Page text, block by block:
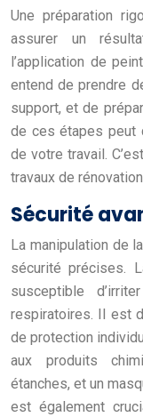
Une préparation
assurer un
l’application de
entend de prendre
support, et de
de ces étapes peut
de votre travail.
travaux de
Sécurité
La manipulation de
sécurité précises.
susceptible
respiratoires. Il est
de protection
aux produits
étanches, et un
est également